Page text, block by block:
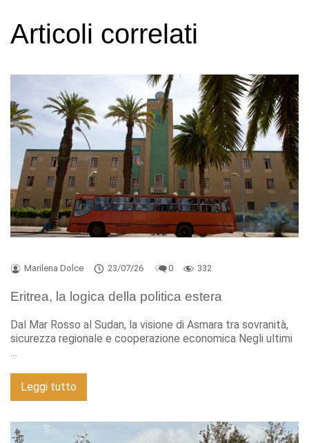
Articoli correlati
Marilena Dolce 23/07/26 0 332
Eritrea, la logica della politica estera
Dal Mar Rosso al Sudan, la visione di Asmara tra sovranità,
sicurezza regionale e cooperazione economica Negli ultimi
…
Leggi tutto